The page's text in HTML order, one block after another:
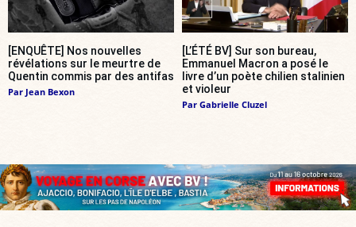
[ENQUÊTE] Nos nouvelles
révélations sur le meurtre de
Quentin commis par des antifas
Par Jean Bexon
[L’ÉTÉ BV] Sur son bureau,
Emmanuel Macron a posé le
livre d’un poète chilien stalinien
et violeur
Par Gabrielle Cluzel